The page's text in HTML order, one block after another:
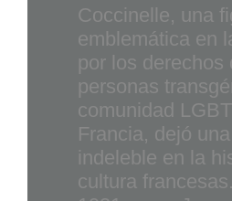
Coccinelle, una
emblemática en
por los derechos
personas
comunidad
Francia, dejó
indeleble en la
cultura